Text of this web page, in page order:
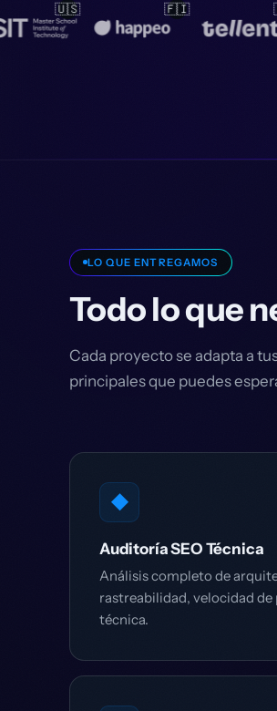
🇳🇱 🇨🇭
LO QUE ENTREGAMOS
Todo lo que
Cada proyecto se adapta a
principales que puedes
◆
Auditoría SEO Técnica
Análisis completo de
rastreabilidad, velocidad de
técnica.